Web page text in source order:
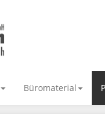
Büromaterial